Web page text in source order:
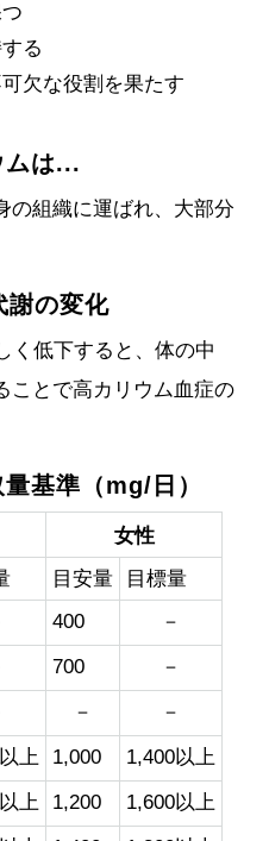
る
欠な役割を果たす
ムは...
の組織に運ばれ、大部分
謝の変化
く低下すると、体の中
ことで高カリウム血症の
基準（mg/日）
女性
目安量
目標量
400 －
700 －
－ －
上 1,000 1,400以上
上 1,200 1,600以上